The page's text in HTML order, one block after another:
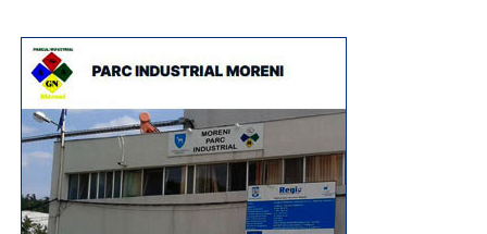
PSD este considerat «Ciuma roșie» chiar și de socialiștii
europenei”, crede Daniel Florea, din Oradea.
”Am văzut reportaje de toate felurile despre Romania la
televiziunile din Germania despre corupție, despre cum
au fost eliberați pușcăriașii, despre cum au încercat unii
să faca legi numai pentru ei. Când am văzut-o pe Angela
Merkel coborând din mașină la Sibiu, când toți ceilalți
economică, poate fi reactivat. Partidul care se rupe de
acest ideal și dorește să devină unul elitist, doar de grup,
se pierde.
RECLAMA